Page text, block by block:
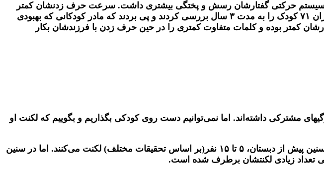
سیستم حرکتی گفتارشان رسش و پختگی بیشتری داشت. سرعت حرف زدنشان کمتر
بود. و مادرانشان سبک تعامل غیررهنمودی داشتند و پیچیدگی زبانی آنها کمتر بود. رومل و همکاران ۷۱ کودک را به مدت ۳ سال بررسی کردند و پی بردند که مادر کودکانی که بهبودی
کمتر بوده و کلمات متفاوت کمتری را در حین حرف زدن با فرزندشان بکار
مشترکی داشته‌اند. اما نمی‌توانیم دست روی کودکی بگذاریم و بگوییم که لکنت او
می‌دانیم که کودکانی که لکنت می‌کنند تعدادشان بیشتر است. یعنی حدودا از هر ۱۰۰ کودک در سنین پیش از دبستان، ۵ تا ۱۵ نفر(بر اساس تحقیقات مختلف) لکنت می‌کنند. اما در سنین